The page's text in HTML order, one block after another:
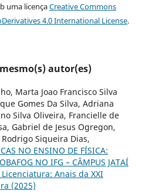
uma licençaCreative Commons
4.0 International License.
autor(es)
Marta Joao Francisco Silva
Gomes Da Silva, Adriana
Silva Oliveira, Francielle de
Gabriel de Jesus Ogregon,
Siqueira Dias,
NO ENSINO DE FÍSICA:
NO IFG – CÂMPUS JATAÍ
Anais da XXI
(2025)